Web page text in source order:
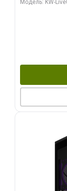
Модель: KW-